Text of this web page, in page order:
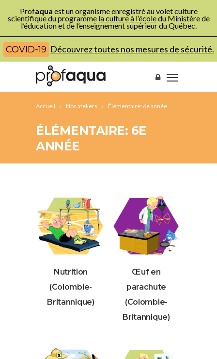
Profaqua est un organisme enregistré au volet culture
scientifique du programme la culture à l’écoledu Ministère de
l’éducation et de l’enseignement supérieur du Québec.
COVID-19 Découvrez toutes nos mesures de sécurité.
Accueil Nos ateliers Élémentaire: 6e année
ÉLÉMENTAIRE: 6E
ANNÉE
Nutrition
(Colombie-
Britannique)
Œuf en
parachute
(Colombie-
Britannique)